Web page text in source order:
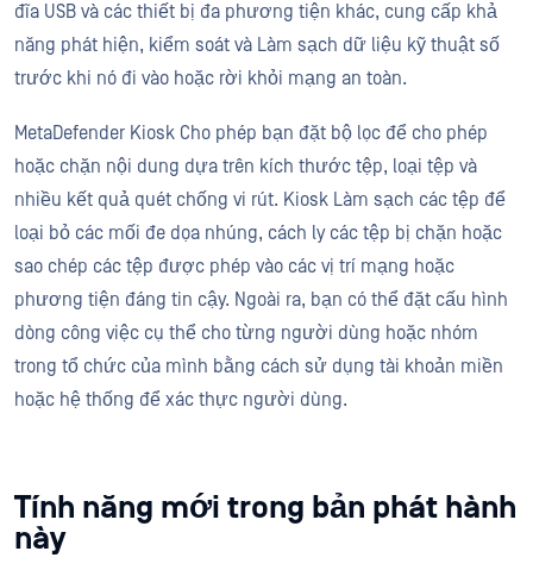
đĩa USB và các thiết bị đa phương tiện khác, cung cấp khả
năng phát hiện, kiểm soát và Làm sạch dữ liệu kỹ thuật số
trước khi nó đi vào hoặc rời khỏi mạng an toàn.
MetaDefender Kiosk Cho phép bạn đặt bộ lọc để cho phép
hoặc chặn nội dung dựa trên kích thước tệp, loại tệp và
nhiều kết quả quét chống vi rút. Kiosk Làm sạch các tệp để
loại bỏ các mối đe dọa nhúng, cách ly các tệp bị chặn hoặc
sao chép các tệp được phép vào các vị trí mạng hoặc
phương tiện đáng tin cậy. Ngoài ra, bạn có thể đặt cấu hình
dòng công việc cụ thể cho từng người dùng hoặc nhóm
trong tổ chức của mình bằng cách sử dụng tài khoản miền
hoặc hệ thống để xác thực người dùng.
Tính năng mới trong bản phát hành
này